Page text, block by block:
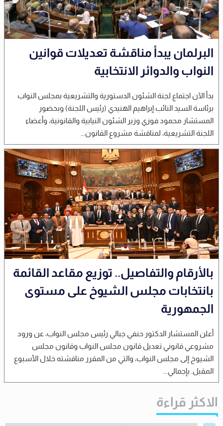
البرلمان يبدأ مناقشة تعديلات قوانين
النواب والدوائر الانتخابية
بدأ الآن اجتماع لجنة الشئون الدستورية والتشريعية بمجلس النواب
برئاسة السيد النائب إبراهيم الهنيدي (رئيس اللجنة) وبحضور
المستشار محمود فوزي وزير الشئون النيابية والقانونية، وأعضاء
اللجنة التشريعية، لمناقشة مشروع القانون...
بالأرقام والتفاصيل.. توزيع مقاعد القائمة
بانتخابات مجلس الشيوخ على مستوى
الجمهورية
أعلن المستشار الدكتور حنفي جبالي رئيس مجلس النواب، عن ورود
مشروعي قانوني تعديل قانون مجلس النواب وقانون مجلس
الشيوخ إلى مجلس النواب، والتي من المقرر مناقشته خلال الأسبوع
المقبل. بإجمالي...
الاكثر قراءة